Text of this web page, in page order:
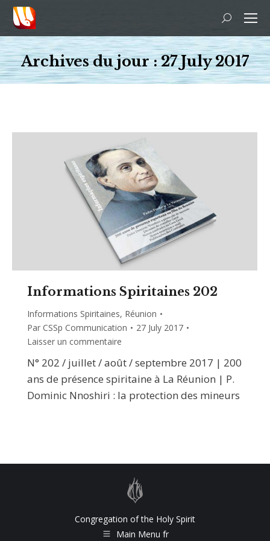
Recherche
:
Archives du jour :27 July 2017
Vous êtes ici :
Informations Spiritaines 202
Informations Spiritaines, Réunion
Par CSSp Communication
27 July 2017
Laisser un commentaire
N° 202 / juillet / août / septembre 2017 | 200
ans de présence spiritaine à La Réunion | P.
Dominic Nnoshiri : la protection des mineurs
Congregation of the Holy Spirit
Main Menu fr